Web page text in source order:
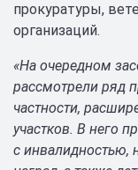
прокуратуры,
организаций.
«На очередном
рассмотрели ряд
частности,
участков. В него
с инвалидностью,